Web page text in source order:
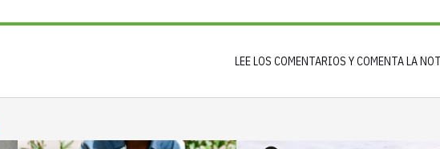
LEE LOS COMENTARIOS Y COMENTA LA